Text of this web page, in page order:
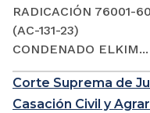
RADICACIÓN 76001-
(AC-131-23)
CONDENADO ELKIM...
Corte Suprema de
Casación Civil y